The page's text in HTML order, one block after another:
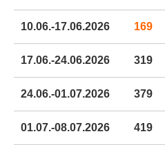
10.06.-17.06.2026 169
17.06.-24.06.2026 319
24.06.-01.07.2026 379
01.07.-08.07.2026 419